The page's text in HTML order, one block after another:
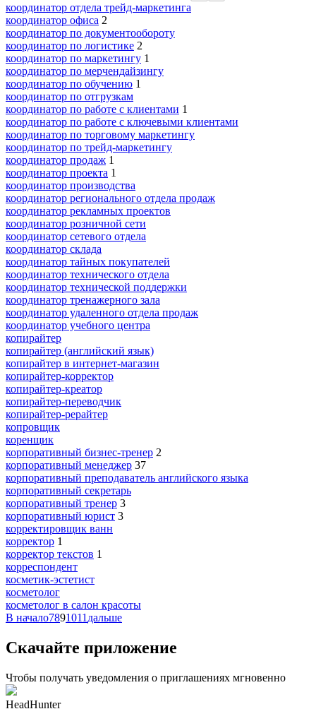
координатор отдела трейд-маркетинга
координатор офиса 2
координатор по документообороту
координатор по логистике 2
координатор по маркетингу 1
координатор по мерчендайзингу
координатор по обучению 1
координатор по отгрузкам
координатор по работе с клиентами 1
координатор по работе с ключевыми клиентами
координатор по торговому маркетингу
координатор по трейд-маркетингу
координатор продаж 1
координатор проекта 1
координатор производства
координатор регионального отдела продаж
координатор рекламных проектов
координатор розничной сети
координатор сетевого отдела
координатор склада
координатор тайных покупателей
координатор технического отдела
координатор технической поддержки
координатор тренажерного зала
координатор удаленного отдела продаж
координатор учебного центра
копирайтер
копирайтер (английский язык)
копирайтер в интернет-магазин
копирайтер-корректор
копирайтер-креатор
копирайтер-переводчик
копирайтер-рерайтер
копровщик
коренщик
корпоративный бизнес-тренер 2
корпоративный менеджер 37
корпоративный преподаватель английского языка
корпоративный секретарь
корпоративный тренер 3
корпоративный юрист 3
корректировщик ванн
корректор 1
корректор текстов 1
корреспондент
косметик-эстетист
косметолог
косметолог в салон красоты
В начало7891011 дальше
Скачайте приложение
Чтобы получать уведомления о приглашениях мгновенно
HeadHunter